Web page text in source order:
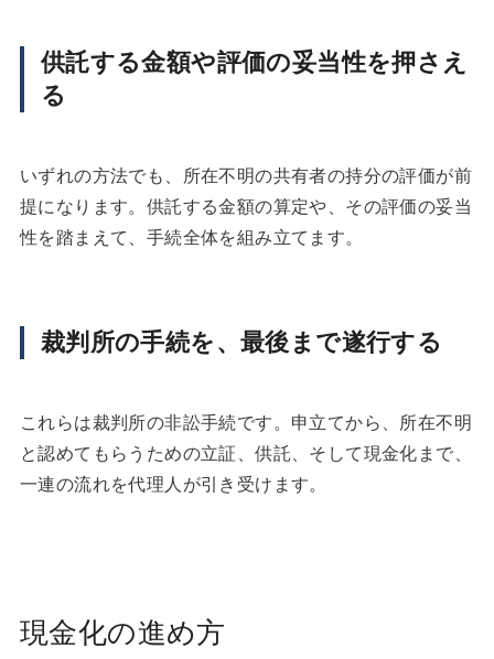
供託する金額や評価の妥当性を押さえ
る
いずれの方法でも、所在不明の共有者の持分の評価が前
提になります。供託する金額の算定や、その評価の妥当
性を踏まえて、手続全体を組み立てます。
裁判所の手続を、最後まで遂行する
これらは裁判所の非訟手続です。申立てから、所在不明
と認めてもらうための立証、供託、そして現金化まで、
一連の流れを代理人が引き受けます。
現金化の進め方